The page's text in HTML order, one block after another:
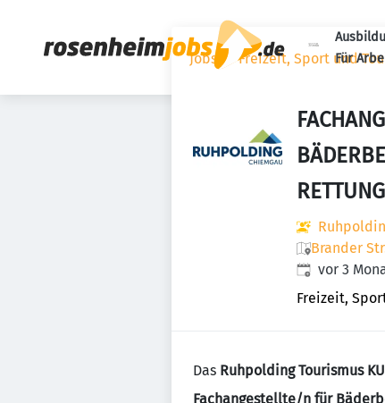
Für
Jobs Freizeit, Sport und
Brander
Veröffentlicht
vor 3
Freizeit,
Das Ruhpolding Tourismus KU
Fachangestellte/n für